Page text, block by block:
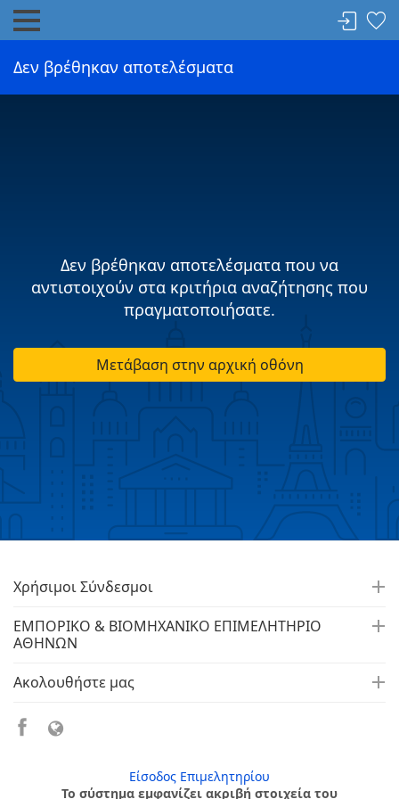
Δεν βρέθηκαν αποτελέσματα
Δεν βρέθηκαν αποτελέσματα που να
αντιστοιχούν στα κριτήρια αναζήτησης που
πραγματοποιήσατε.
Μετάβαση στην αρχική οθόνη
Χρήσιμοι Σύνδεσμοι
ΕΜΠΟΡΙΚΟ & ΒΙΟΜΗΧΑΝΙΚΟ ΕΠΙΜΕΛΗΤΗΡΙΟ
ΑΘΗΝΩΝ
Ακολουθήστε μας
Είσοδος Επιμελητηρίου
Το σύστημα εμφανίζει ακριβή στοιχεία του